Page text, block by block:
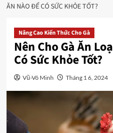
ĂN NÀO ĐỂ CÓ SỨC KHỎE TỐT?
Nâng Cao Kiến Thức Cho Gà
Nên Cho Gà Ăn
Có Sức Khỏe Tốt?
Vũ-Võ Minh Tháng 1 6, 2024